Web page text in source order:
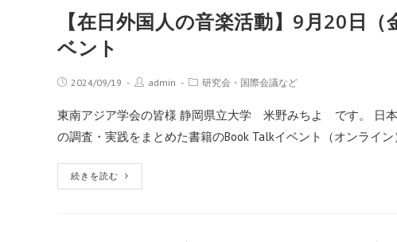
【在日外国人の音楽活動】9月20日
ベント
2024/09/19 admin 研究会・国際会議など
東南アジア学会の皆様 静岡県立大学 米野みちよ です。 日
の調査・実践をまとめた書籍のBook Talkイベント（オンライ
続きを読む